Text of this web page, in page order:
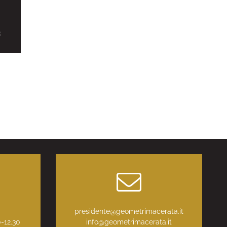
12.30
presidente@geometrimacerata.it
info@geometrimacerata.it